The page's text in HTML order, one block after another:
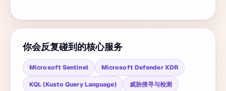
你会反复碰到的核心服务
Microsoft Sentinel Microsoft Defender XDR
KQL (Kusto Query Language) 威胁搜寻与检测